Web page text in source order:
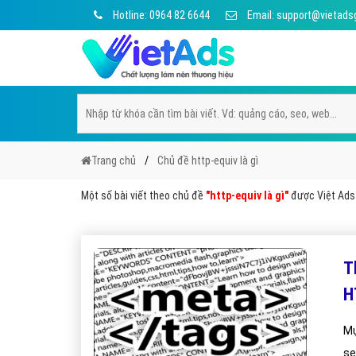
Hotline: 0964 82 6644 Email:
Trang chủ Chủ đề http-equiv là gì
Một số bài viết theo chủ đề "http-equiv là gì"được Việt